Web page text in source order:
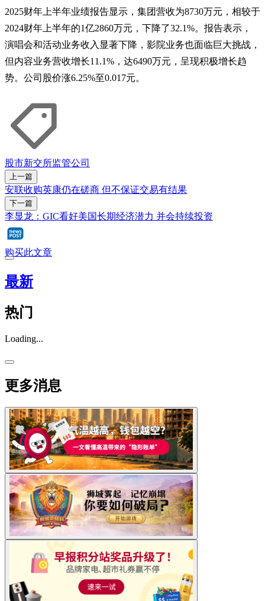
2025财年上半年业绩报告显示，集团营收为8730万元，相较于
2024财年上半年的1亿2860万元，下降了32.1%。报告表示，
演唱会和活动业务收入显著下降，影院业务也面临巨大挑战，
但内容业务营收增长11.1%，达6490万元，呈现积极增长趋
势。公司股价涨6.25%至0.017元。
股市新交所监管公司
上一篇
安联收购英康仍在磋商 但不保证交易有结果
下一篇
李显龙：GIC看好美国长期经济潜力 并会持续投资
购买此文章
最新
热门
Loading...
更多消息